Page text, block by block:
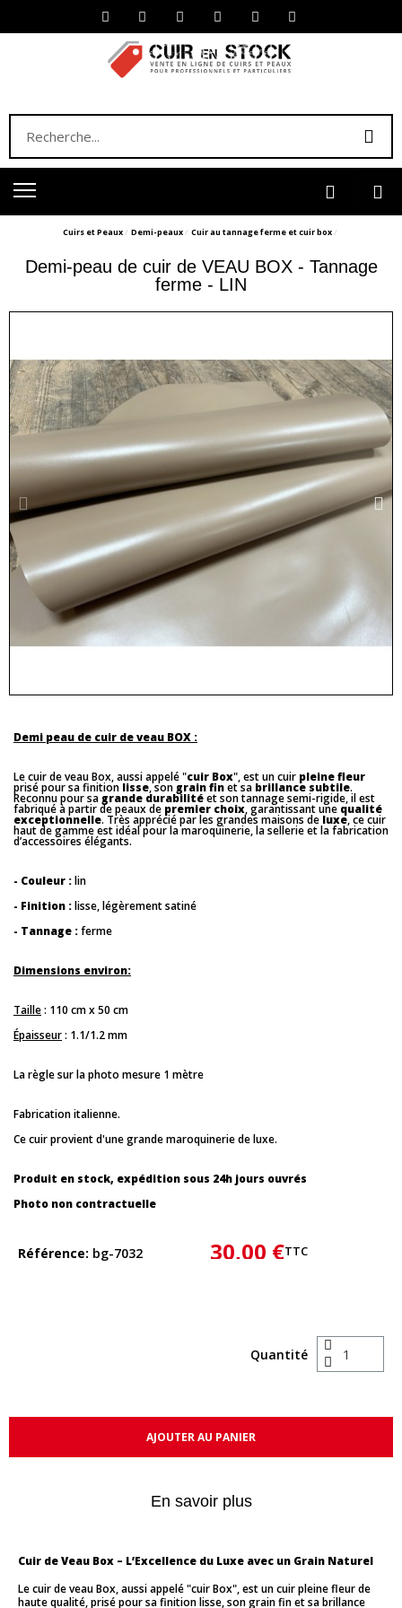
Cuirs et Peaux Demi-peaux Cuir au tannage ferme et cuir box
Demi-peau de cuir de VEAU BOX - Tannage
ferme - LIN
Demi peau de cuir de veau BOX :
Le cuir de veau Box, aussi appelé "cuir Box", est un cuir pleine fleur
prisé pour sa finition lisse, son grain finet sa brillance subtile.
Reconnu pour sa grande durabilitéet son tannage semi-rigide, il est
fabriqué à partir de peaux de premier choix, garantissant une qualité
exceptionnelle. Très apprécié par les grandes maisons de luxe, ce cuir
haut de gamme est idéal pour la maroquinerie, la sellerie et la fabrication
d’accessoires élégants.
- Couleur :lin
- Finition :lisse, légèrement satiné
- Tannage :ferme
Dimensions environ:
Taille: 110 cm x 50 cm
Épaisseur: 1.1/1.2 mm
La règle sur la photo mesure 1 mètre
Fabrication italienne.
Ce cuir provient d'une grande maroquinerie de luxe.
Produit en stock, expédition sous 24h jours ouvrés
Photo non contractuelle
Référence bg-7032 30,00 €TTC
Quantité
AJOUTER AU PANIER
En savoir plus
Cuir de Veau Box – L’Excellence du Luxe avec un Grain Naturel
Le cuir de veau Box, aussi appelé "cuir Box", est un cuir pleine fleur de
haute qualité, prisé pour sa finition lisse, son grain fin et sa brillance